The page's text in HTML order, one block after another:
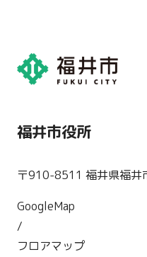
福井市役所
〒910-8511 福井県福井
GoogleMap
/
フロアマップ